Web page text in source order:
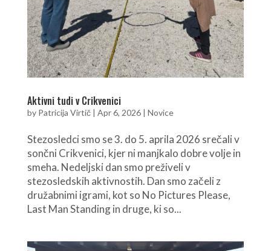
Aktivni tudi v Crikvenici
by Patricija Virtič| Apr 6, 2026| Novice
Stezosledci smo se 3. do 5. aprila 2026 srečali v
sončni Crikvenici, kjer ni manjkalo dobre volje in
smeha. Nedeljski dan smo preživeli v
stezosledskih aktivnostih. Dan smo začeli z
družabnimi igrami, kot so No Pictures Please,
Last Man Standing in druge, ki so...